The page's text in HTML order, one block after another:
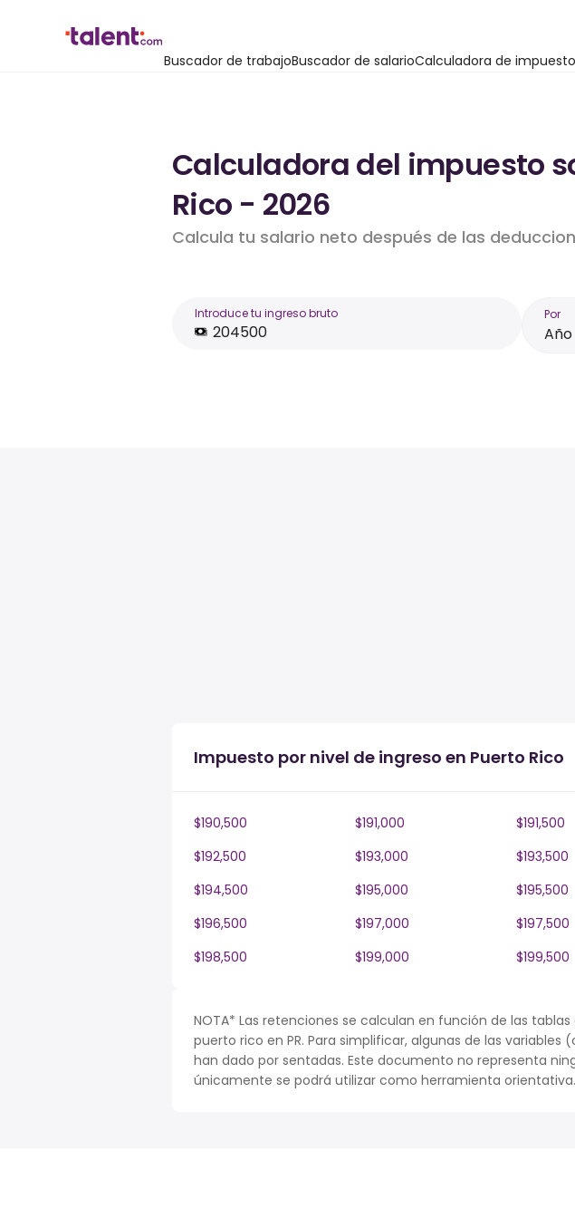
Buscador de trabajoBuscador de salarioCalculadora de
Calculadora del impuesto
Rico - 2026
Calcula tu salario neto después de las
Introduce tu ingreso bruto Por
Año
Impuesto por nivel de ingreso en Puerto Rico
$190,500 $191,000 $191,500
$192,500
$193,000 $193,500
$194,500
$195,000 $195,500
$196,500
$197,000 $197,500
$198,500
$199,000 $199,500
NOTA* Las retenciones se calculan en función de las
puerto rico en PR. Para simplificar, algunas de las
han dado por sentadas. Este documento no representa
únicamente se podrá utilizar como herramienta orientativa.